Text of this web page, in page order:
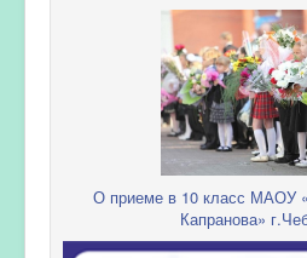
О приеме в 10 класс
Капранова»